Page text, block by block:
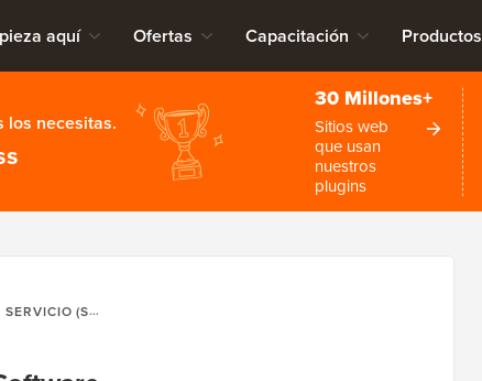
aquí Ofertas Capacitación Productos
los necesitas.
30 Millones+
Sitios web
que usan
nuestros
plugins
(SAAS)